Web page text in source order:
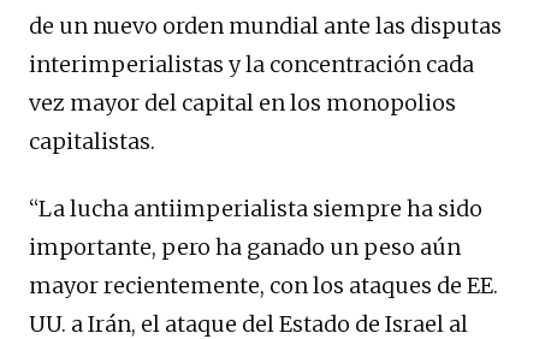
de un nuevo orden mundial ante las disputas
interimperialistas y la concentración cada
vez mayor del capital en los monopolios
capitalistas.
“La lucha antiimperialista siempre ha sido
importante, pero ha ganado un peso aún
mayor recientemente, con los ataques de EE.
UU. a Irán, el ataque del Estado de Israel al